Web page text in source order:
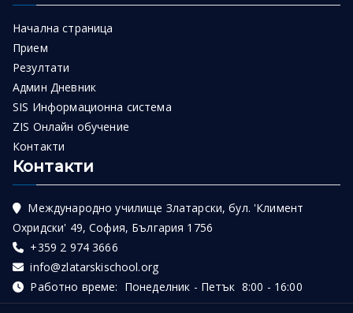
Начална страница
Прием
Резултати
Админ Дневник
SIS Информационна система
ZIS Онлайн обучение
Контакти
Контакти
Международно училище Златарски, бул. 'Климент
Охридски' 49, София, България 1756
+359 2 974 3666
info@zlatarskischool.org
Работно време: Понеделник - Петък 8:00 - 16:00